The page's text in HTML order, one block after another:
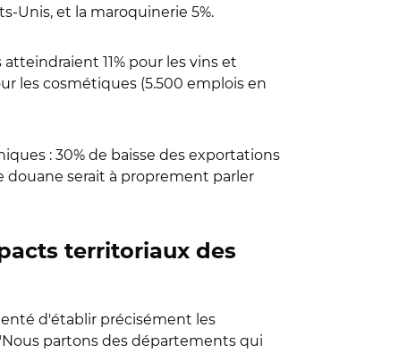
Unis, et la maroquinerie 5%.
11% pour les vins et
les cosmétiques (5.500 emplois en
: 30% de baisse des exportations
douane serait à proprement parler
territoriaux des
d'établir précisément les
partons des départements qui